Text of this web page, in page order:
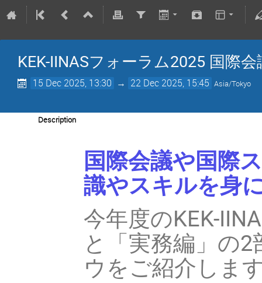
KEK-IINASフォーラム2025 国際
15 Dec 2025, 13:30 → 22 Dec 2025, 15:45 Asia/Tokyo
Description
国際会議や国際
識やスキルを身
今年度のKEK-
と「実務編」の
ウをご紹介しま